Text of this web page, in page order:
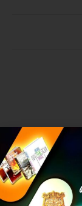
מאמר קודם
פסח שני | אין דבר העומד בפני הרצון